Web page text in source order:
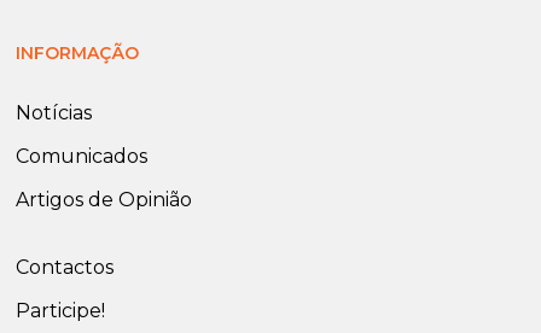
INFORMAÇÃO
Notícias
Comunicados
Artigos de Opinião
Contactos
Participe!